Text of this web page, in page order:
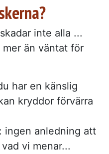
inte alla ...
än väntat för
har en känslig
kryddor förvärra
: ingen anledning att
vi menar...